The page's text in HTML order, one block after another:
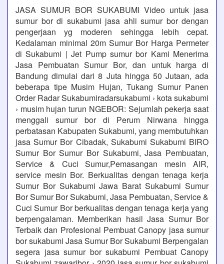
JASA SUMUR BOR SUKABUMI Video untuk jasa
sumur bor di sukabumi jasa ahli sumur bor dengan
pengerjaan yg moderen sehingga lebih cepat.
Kedalaman minimal 20m Sumur Bor Harga Permeter
di Sukabumi | Jet Pump sumur bor Kami Menerima
Jasa Pembuatan Sumur Bor, dan untuk harga di
Bandung dimulai dari 8 Juta hingga 50 Jutaan, ada
beberapa tipe Musim Hujan, Tukang Sumur Panen
Order Radar Sukabumiradarsukabumi › kota sukabumi
› musim hujan turun NGEBOR: Sejumlah pekerja saat
menggali sumur bor di Perum Nirwana hingga
perbatasan Kabupaten Sukabumi, yang membutuhkan
jasa Sumur Bor Cibadak, Sukabumi Sukabumi BIRO
Sumur Bor Sumur Bor Sukabumi, Jasa Pembuatan,
Service & Cuci Sumur,Pemasangan mesin AIR,
service mesin Bor. Berkualitas dengan tenaga kerja
Sumur Bor Sukabumi Jawa Barat Sukabumi Sumur
Bor Sumur Bor Sukabumi, Jasa Pembuatan, Service &
Cuci Sumur Bor berkualitas dengan tenaga kerja yang
berpengalaman. Memberikan hasil Jasa Sumur Bor
Terbaik dan Profesional Pembuat Canopy jasa sumur
bor sukabumi Jasa Sumur Bor Sukabumi Berpengalan
segera jasa sumur bor sukabumi Pembuat Canopy